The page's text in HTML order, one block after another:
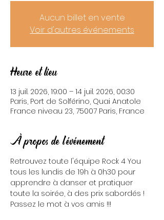
Aucun billet en vente
Voir d'autres événements
Heure et lieu
13 juil. 2026, 19:00 – 14 juil. 2026, 00:30
Paris, Port de Solférino, Quai Anatole
France niveau 23, 75007 Paris, France
À propos de l'événement
Retrouvez toute l'équipe Rock 4 You
tous les lundis de 19h à 0h30 pour
apprendre à danser et pratiquer
toute la soirée, à des prix sabordés !
Passez le mot à vos amis !!!